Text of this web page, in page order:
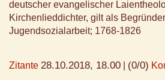
deutscher evangelischer
Kirchenlieddichter, gilt als
Jugendsozialarbeit; 1768-1826
Zitante 28.10.2018, 18.00 (0/0)